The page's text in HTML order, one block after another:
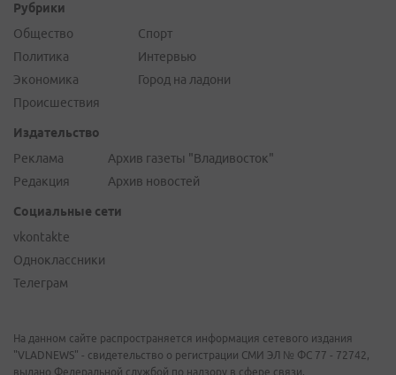
Рубрики
Общество
Политика
Экономика
Происшествия
Спорт
Интервью
Город на ладони
Издательство
Реклама
Редакция
Архив газеты "Владивосток"
Архив новостей
Социальные сети
vkontakte
Одноклассники
Телеграм
На данном сайте распространяется информация сетевого издания
"VLADNEWS" - свидетельство о регистрации СМИ ЭЛ № ФС 77 - 72742,
выдано Федеральной службой по надзору в сфере связи,